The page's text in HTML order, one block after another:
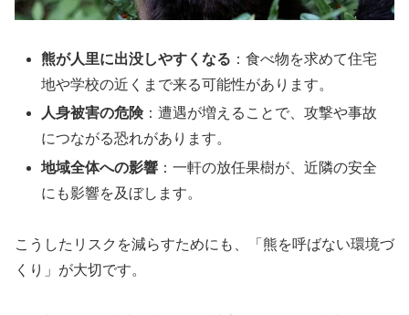
熊が人里に出没しやすくなる ：食べ物を求めて住宅
地や学校の近くまで来る可能性があります。
人身被害の危険：遭遇が増えることで、攻撃や事故
につながる恐れがあります。
地域全体への影響 ：一軒の放任果樹が、近隣の安全
にも影響を及ぼします。
こうしたリスクを減らすためにも、「熊を呼ばない環境づ
くり」が大切です。